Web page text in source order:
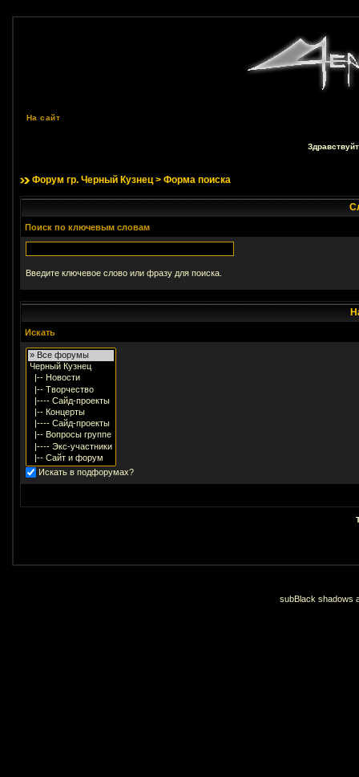
На сайт
Форум гр. Черный Кузнец> Форма поиска
Поиск по ключевым словам
Введите ключевое слово или фразу для поиска.
Искать
Искать в подфорумах?
subBlack shadows